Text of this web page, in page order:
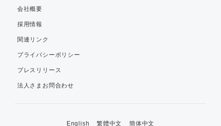
会社概要
採用情報
関連リンク
プライバシーポリシー
プレスリリース
法人さまお問合わせ
English 繁體中文 簡体中文